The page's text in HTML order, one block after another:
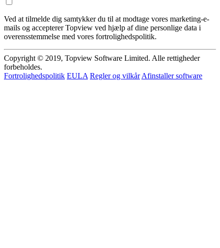
Ved at tilmelde dig samtykker du til at modtage vores marketing-e-
mails og accepterer Topview ved hjælp af dine personlige data i
overensstemmelse med vores fortrolighedspolitik.
Copyright © 2019, Topview Software Limited. Alle rettigheder
forbeholdes.
Fortrolighedspolitik EULA Regler og vilkår Afinstaller software